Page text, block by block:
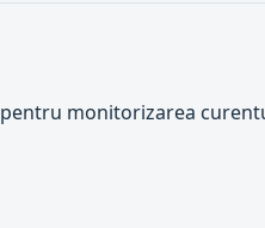
pentru monitorizarea